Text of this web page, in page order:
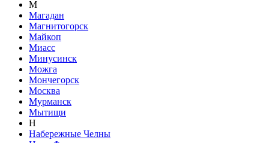
М
Магадан
Магнитогорск
Майкоп
Миасс
Минусинск
Можга
Мончегорск
Москва
Мурманск
Мытищи
Н
Набережные Челны